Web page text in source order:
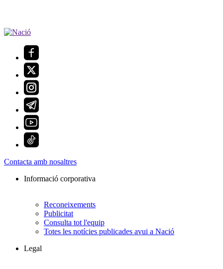
Contacta amb nosaltres
Informació corporativa
Reconeixements
Publicitat
Consulta tot l'equip
Totes les notícies publicades avui a Nació
Legal